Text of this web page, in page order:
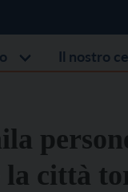
Il nostro
la città